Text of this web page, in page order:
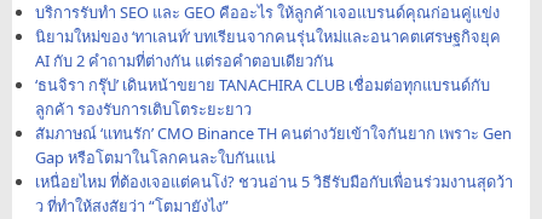
บริการรับทำ SEO และ GEO คืออะไร ให้ลูกค้าเจอแบรนด์คุณก่อนคู่แข่ง
นิยามใหม่ของ ‘ทาเลนท์’ บทเรียนจากคนรุ่นใหม่และอนาคตเศรษฐกิจยุค
AI กับ 2 คำถามที่ต่างกัน แต่รอคำตอบเดียวกัน
‘ธนจิรา กรุ๊ป’ เดินหน้าขยาย TANACHIRA CLUB เชื่อมต่อทุกแบรนด์กับ
ลูกค้า รองรับการเติบโตระยะยาว
สัมภาษณ์ ‘แทนรัก’ CMO Binance TH คนต่างวัยเข้าใจกันยาก เพราะ Gen
Gap หรือโตมาในโลกคนละใบกันแน่
เหนื่อยไหม ที่ต้องเจอแต่คนโง่? ชวนอ่าน 5 วิธีรับมือกับเพื่อนร่วมงานสุดว้า
ว ที่ทำให้สงสัยว่า “โตมายังไง”